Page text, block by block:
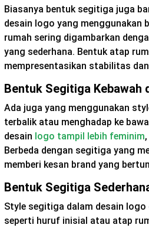
Biasanya bentuk segitiga juga
desain logo yang menggunakan
rumah sering digambarkan
yang sederhana. Bentuk atap
mempresentasikan stabilitas
Bentuk Segitiga Kebawah
Ada juga yang menggunakan
terbalik atau menghadap ke
desain logo tampil lebih feminim
Berbeda dengan segitiga yang
memberi kesan brand yang
Bentuk Segitiga
Style segitiga dalam desain
seperti huruf inisial atau atap